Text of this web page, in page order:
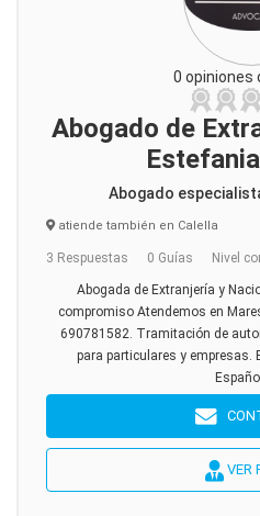
0 opiniones
Abogado de
Abogado
atiende también en Calella
3 Respuestas 0 Guías Nivel
Abogada de Extranjería y
compromiso Atendemos en
690781582. Tramitación de
para particulares y empresas.
VER